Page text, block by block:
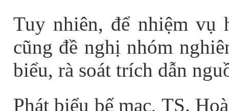
Tuy nhiên, để nhiệm vụ
cũng đề nghị nhóm
biểu, rà soát trích dẫn
Phát biểu bế mạc, TS.